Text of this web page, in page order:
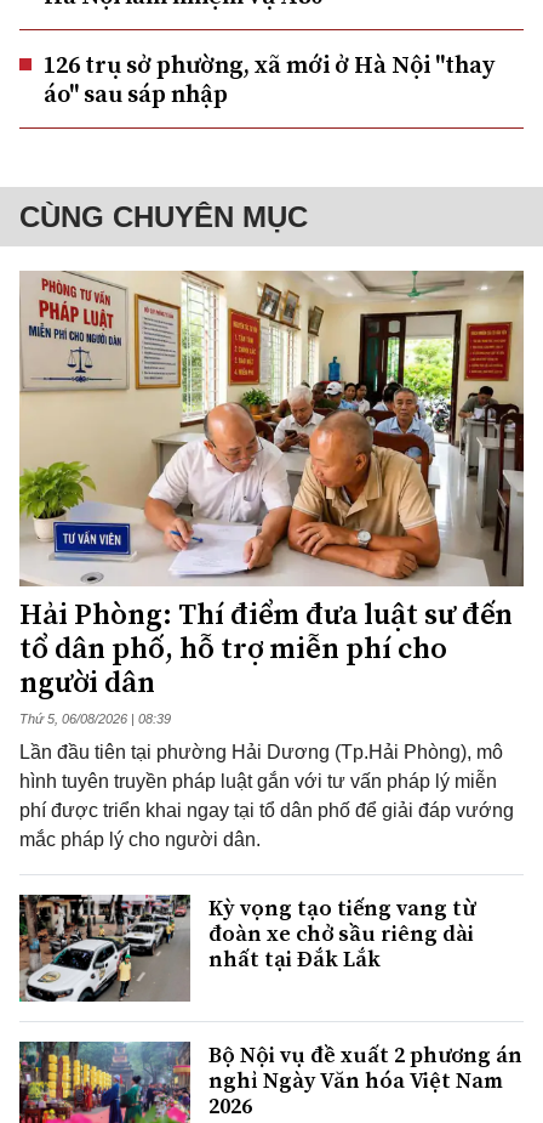
126 trụ sở phường, xã mới ở Hà Nội "thay
áo" sau sáp nhập
CÙNG CHUYÊN MỤC
Hải Phòng: Thí điểm đưa luật sư đến
tổ dân phố, hỗ trợ miễn phí cho
người dân
Thứ 5, 06/08/2026 | 08:39
Lần đầu tiên tại phường Hải Dương (Tp.Hải Phòng), mô
hình tuyên truyền pháp luật gắn với tư vấn pháp lý miễn
phí được triển khai ngay tại tổ dân phố để giải đáp vướng
mắc pháp lý cho người dân.
Kỳ vọng tạo tiếng vang từ
đoàn xe chở sầu riêng dài
nhất tại Đắk Lắk
Bộ Nội vụ đề xuất 2 phương án
nghỉ Ngày Văn hóa Việt Nam
2026